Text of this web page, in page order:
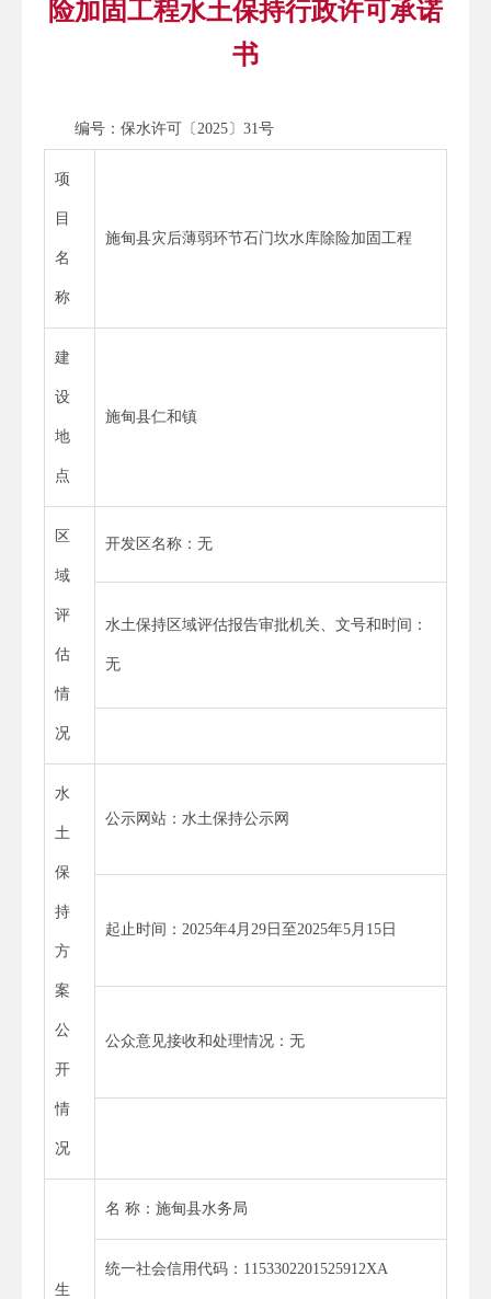
险加固工程水土保持行政许可承诺
书
编号：保水许可〔2025〕31号
项
目
名
称
施甸县灾后薄弱环节石门坎水库除险加固工程
建
设
地
点
施甸县仁和镇
区
域
评
估
情
况
开发区名称：无
水土保持区域评估报告审批机关、文号和时间：
无
水
土
保
持
方
案
公
开
情
况
公示网站：水土保持公示网
起止时间：2025年4月29日至2025年5月15日
公众意见接收和处理情况：无
生
名 称：施甸县水务局
统一社会信用代码：1153302201525912XA